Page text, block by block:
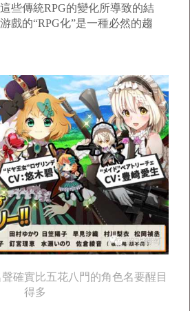
些傳統RPG的變化所導致的結
戲的“RPG化”是一種必然的趨
確實比五花八門的角色名要醒目
得多